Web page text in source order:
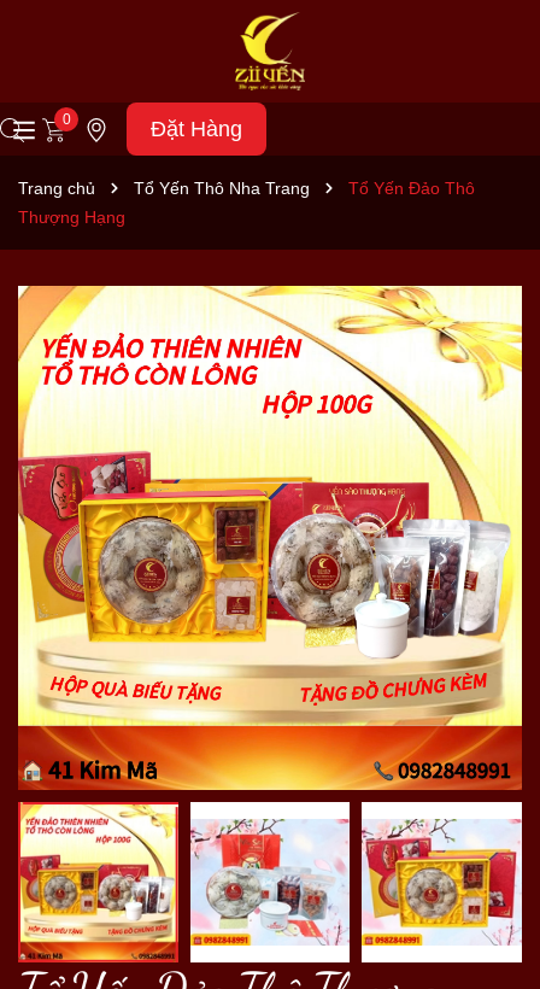
0 Đặt Hàng
Trang chủ Tổ Yến Thô Nha Trang
Tổ Yến Đảo Thô
Thượng Hạng